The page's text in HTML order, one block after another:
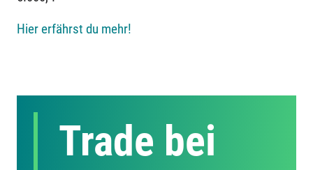
Hier erfährst du mehr!
Trade bei